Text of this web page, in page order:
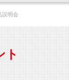
ト一覧
催
力
会報
日本
掲示板一覧
ース 事業
GTB
入会
施設
説明会
ト